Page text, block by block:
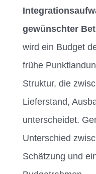
gewünschter
wird ein Budget
frühe
Struktur, die
Lieferstand,
unterscheidet.
Unterschied
Schätzung und